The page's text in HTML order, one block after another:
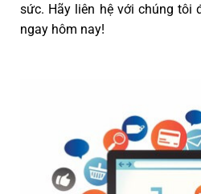
sức. Hãy liên hệ với chúng tôi
ngay hôm nay!